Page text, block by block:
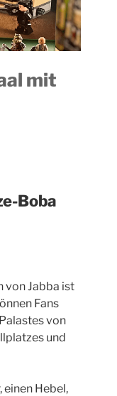
mit
Boba
von Jabba ist
Fans
von
und
Hebel,